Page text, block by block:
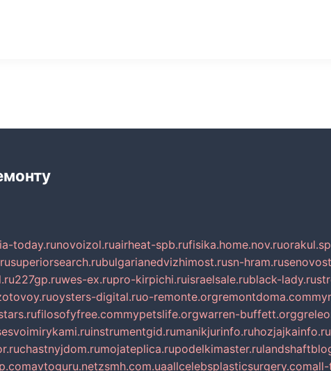
today.runovoizol.ruairheat-spb.rufisika.home.nov.ru
superiorsearch.rubulgarianedvizhimost.rusn-hram.ru
227gp.ruwes-ex.rupro-kirpichi.ruisraelsale.rublack-lady.ru
oysters-digital.ruo-remonte.orgremontdoma.com
filosofyfree.commypetslife.orgwarren-buffett.org
instrumentgid.rumanikjurinfo.ruhozjajkainfo.ru
chastnyjdom.rumojateplica.rupodelkimaster.ru
avtoguru.netzsmh.com.uaallcelebsplasticsurgery.com